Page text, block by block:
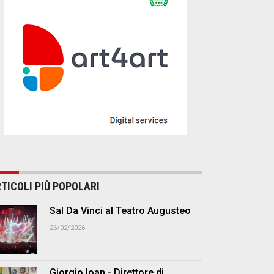
PIÙ POPOLARI
Sal Da Vinci al Teatro Augusteo
26/02/2026